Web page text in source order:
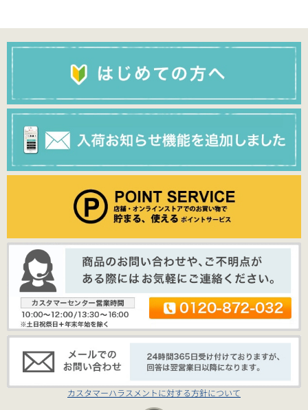
カスタマーハラスメントに対する方針について